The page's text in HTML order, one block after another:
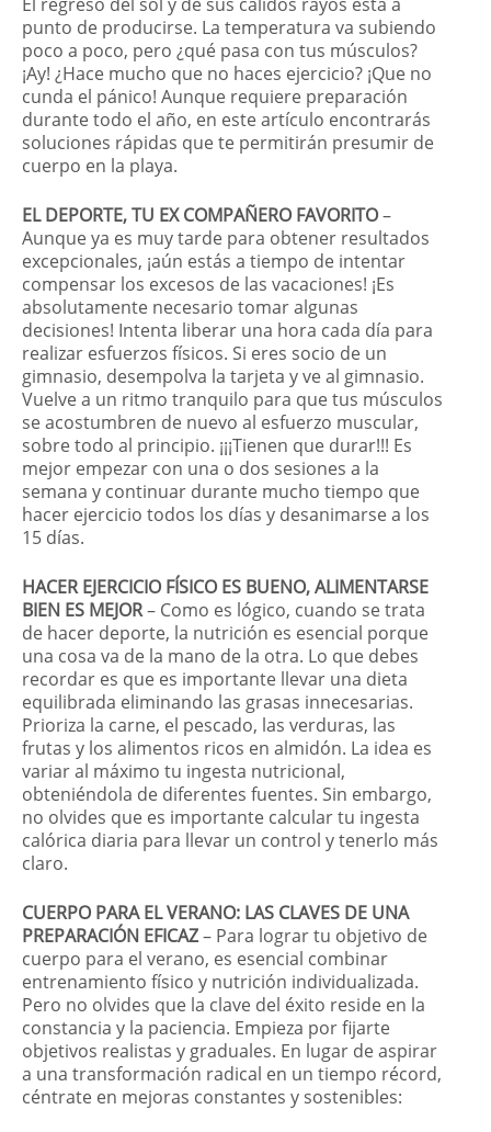
punto de producirse. La temperatura va subiendo
poco a poco, pero ¿qué pasa con tus músculos?
¡Ay! ¿Hace mucho que no haces ejercicio? ¡Que no
cunda el pánico! Aunque requiere preparación
durante todo el año, en este artículo encontrarás
soluciones rápidas que te permitirán presumir de
cuerpo en la playa.
EL DEPORTE, TU EX COMPAÑERO FAVORITO–
Aunque ya es muy tarde para obtener resultados
excepcionales, ¡aún estás a tiempo de intentar
compensar los excesos de las vacaciones! ¡Es
absolutamente necesario tomar algunas
decisiones! Intenta liberar una hora cada día para
realizar esfuerzos físicos. Si eres socio de un
gimnasio, desempolva la tarjeta y ve al gimnasio.
Vuelve a un ritmo tranquilo para que tus músculos
se acostumbren de nuevo al esfuerzo muscular,
sobre todo al principio. ¡¡¡Tienen que durar!!! Es
mejor empezar con una o dos sesiones a la
semana y continuar durante mucho tiempo que
hacer ejercicio todos los días y desanimarse a los
15 días.
HACER EJERCICIO FÍSICO ES BUENO, ALIMENTARSE
BIEN ES MEJOR– Como es lógico, cuando se trata
de hacer deporte, la nutrición es esencial porque
una cosa va de la mano de la otra. Lo que debes
recordar es que es importante llevar una dieta
equilibrada eliminando las grasas innecesarias.
Prioriza la carne, el pescado, las verduras, las
frutas y los alimentos ricos en almidón. La idea es
variar al máximo tu ingesta nutricional,
obteniéndola de diferentes fuentes. Sin embargo,
no olvides que es importante calcular tu ingesta
calórica diaria para llevar un control y tenerlo más
claro.
CUERPO PARA EL VERANO: LAS CLAVES DE UNA
PREPARACIÓN EFICAZ– Para lograr tu objetivo de
cuerpo para el verano, es esencial combinar
entrenamiento físico y nutrición individualizada.
Pero no olvides que la clave del éxito reside en la
constancia y la paciencia. Empieza por fijarte
objetivos realistas y graduales. En lugar de aspirar
a una transformación radical en un tiempo récord,
céntrate en mejoras constantes y sostenibles: